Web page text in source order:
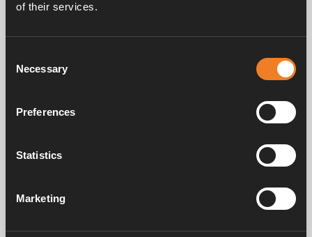
of their services.
Selection
Necessary
Preferences
Statistics
Marketing
Handbücher und Broschüren